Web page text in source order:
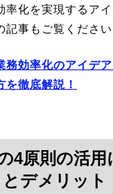
率化を実現するア
記事もご覧ください
務効率化のアイデ
を徹底解説！
4原則の活用
デメリット